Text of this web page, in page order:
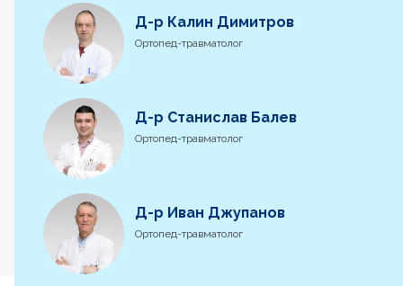
Д-р Калин Димитров
Ортопед-травматолог
Д-р Станислав Балев
Ортопед-травматолог
Д-р Иван Джупанов
Ортопед-травматолог